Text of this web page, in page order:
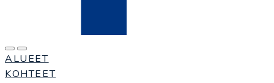
ALUEET
KOHTEET